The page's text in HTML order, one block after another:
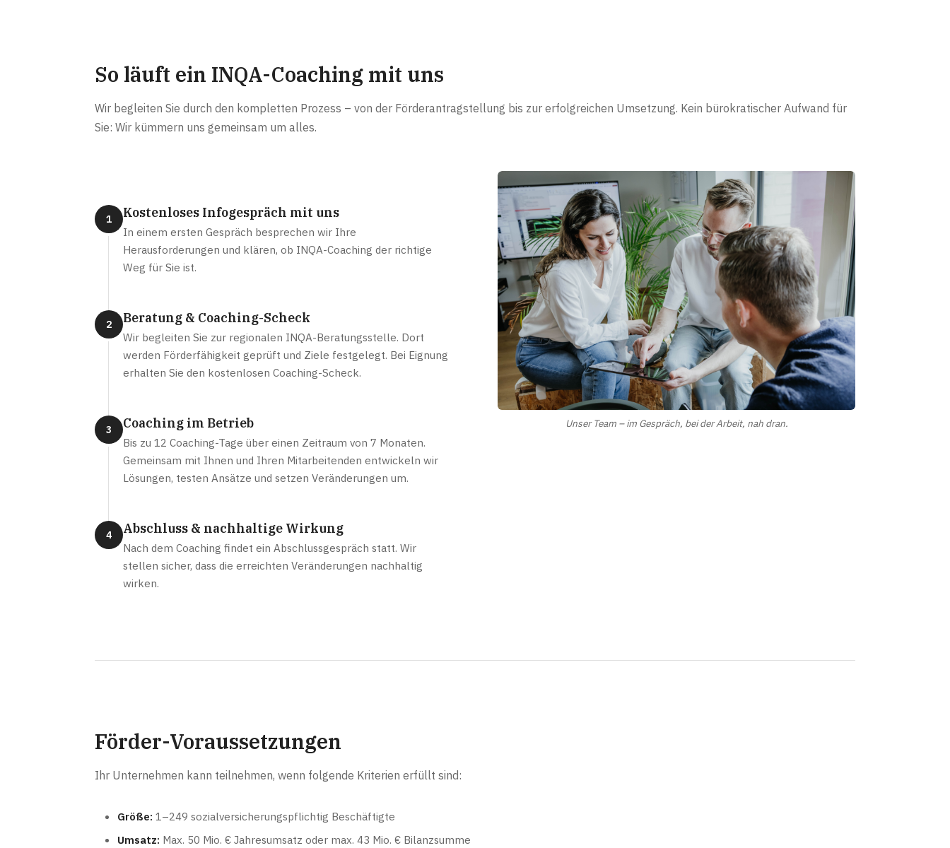
So läuft ein INQA-Coaching mit uns
Wir begleiten Sie durch den kompletten Prozess – von der Förderantragstellung bis zur erfolgreichen Umsetzung. Kein bürokratischer Aufwand für
Sie: Wir kümmern uns gemeinsam um alles.
1 Kostenloses Infogespräch mit uns
In einem ersten Gespräch besprechen wir Ihre
Herausforderungen und klären, ob INQA-Coaching der richtige
Weg für Sie ist.
2 Beratung & Coaching-Scheck
Wir begleiten Sie zur regionalen INQA-Beratungsstelle. Dort
werden Förderfähigkeit geprüft und Ziele festgelegt. Bei Eignung
erhalten Sie den kostenlosen Coaching-Scheck.
3 Coaching im Betrieb
Bis zu 12 Coaching-Tage über einen Zeitraum von 7 Monaten.
Gemeinsam mit Ihnen und Ihren Mitarbeitenden entwickeln wir
Lösungen, testen Ansätze und setzen Veränderungen um.
4 Abschluss & nachhaltige Wirkung
Nach dem Coaching findet ein Abschlussgespräch statt. Wir
stellen sicher, dass die erreichten Veränderungen nachhaltig
wirken.
Unser Team – im Gespräch, bei der Arbeit, nah dran.
Förder-Voraussetzungen
Ihr Unternehmen kann teilnehmen, wenn folgende Kriterien erfüllt sind:
Größe: 1–249 sozialversicherungspflichtig Beschäftigte
Umsatz: Max. 50 Mio. € Jahresumsatz oder max. 43 Mio. € Bilanzsumme